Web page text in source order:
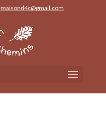
maisond4c@gmail.com